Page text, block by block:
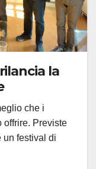
la
che i
offrire. Previste
un festival di